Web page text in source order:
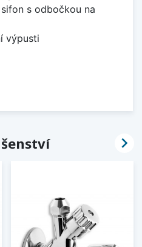
s odbočkou na
výpusti
